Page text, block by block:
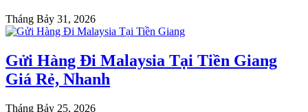
Tháng Bảy 31, 2026
Gửi Hàng Đi Malaysia Tại Tiền Giang
Giá Rẻ, Nhanh
Tháng Bảy 25, 2026